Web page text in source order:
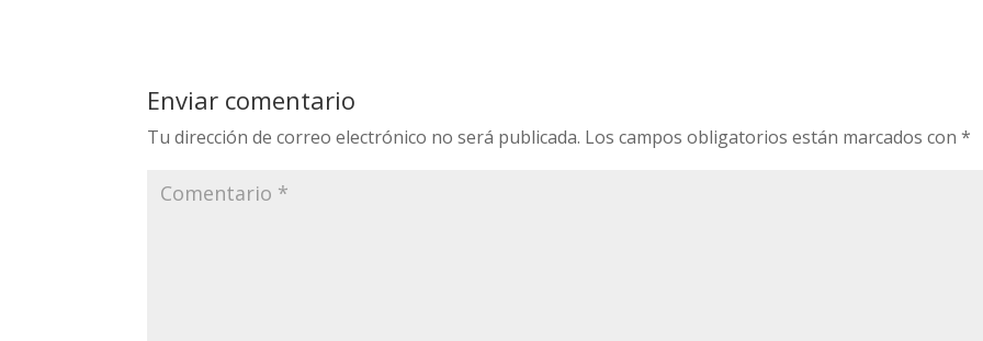
Enviar comentario
Tu dirección de correo electrónico no será publicada. Los campos obligatorios están marcados con*